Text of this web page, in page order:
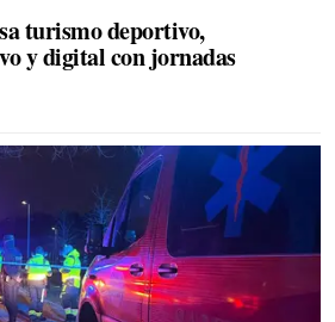
turismo deportivo,
y digital con jornadas